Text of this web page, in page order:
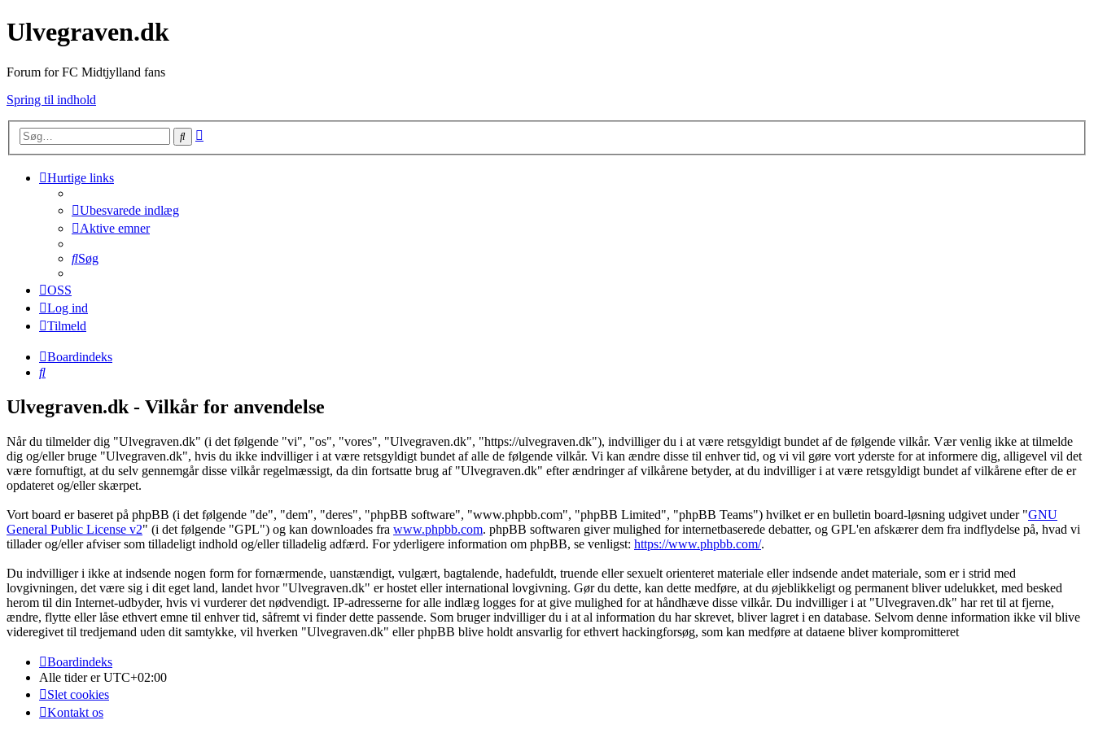
Ulvegraven.dk
Forum for FC Midtjylland fans
Spring til indhold
Søg
Hurtige links
Ubesvarede indlæg
Aktive emner
Søg
OSS
Log ind
Tilmeld
Boardindeks
Søg
Ulvegraven.dk - Vilkår for anvendelse
Når du tilmelder dig "Ulvegraven.dk" (i det følgende "vi", "os", "vores", "Ulvegraven.dk", "https://ulvegraven.dk"), indvilliger du i at være retsgyldigt bundet af de følgende vilkår. Vær venlig ikke at tilmelde
dig og/eller bruge "Ulvegraven.dk", hvis du ikke indvilliger i at være retsgyldigt bundet af alle de følgende vilkår. Vi kan ændre disse til enhver tid, og vi vil gøre vort yderste for at informere dig, alligevel vil det
være fornuftigt, at du selv gennemgår disse vilkår regelmæssigt, da din fortsatte brug af "Ulvegraven.dk" efter ændringer af vilkårene betyder, at du indvilliger i at være retsgyldigt bundet af vilkårene efter de er
opdateret og/eller skærpet.
Vort board er baseret på phpBB (i det følgende "de", "dem", "deres", "phpBB software", "www.phpbb.com", "phpBB Limited", "phpBB Teams") hvilket er en bulletin board-løsning udgivet under "GNU
General Public License v2" (i det følgende "GPL") og kan downloades fra www.phpbb.com. phpBB softwaren giver mulighed for internetbaserede debatter, og GPL'en afskærer dem fra indflydelse på, hvad vi
tillader og/eller afviser som tilladeligt indhold og/eller tilladelig adfærd. For yderligere information om phpBB, se venligst: https://www.phpbb.com/.
Du indvilliger i ikke at indsende nogen form for fornærmende, uanstændigt, vulgært, bagtalende, hadefuldt, truende eller sexuelt orienteret materiale eller indsende andet materiale, som er i strid med
lovgivningen, det være sig i dit eget land, landet hvor "Ulvegraven.dk" er hostet eller international lovgivning. Gør du dette, kan dette medføre, at du øjeblikkeligt og permanent bliver udelukket, med besked
herom til din Internet-udbyder, hvis vi vurderer det nødvendigt. IP-adresserne for alle indlæg logges for at give mulighed for at håndhæve disse vilkår. Du indvilliger i at "Ulvegraven.dk" har ret til at fjerne,
ændre, flytte eller låse ethvert emne til enhver tid, såfremt vi finder dette passende. Som bruger indvilliger du i at al information du har skrevet, bliver lagret i en database. Selvom denne information ikke vil blive
videregivet til tredjemand uden dit samtykke, vil hverken "Ulvegraven.dk" eller phpBB blive holdt ansvarlig for ethvert hackingforsøg, som kan medføre at dataene bliver kompromitteret
Boardindeks
Alle tider erUTC+02:00
Slet cookies
Kontakt os